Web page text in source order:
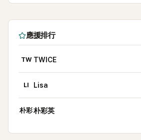
應援排行
TW TWICE
LI Lisa
朴彩朴彩英